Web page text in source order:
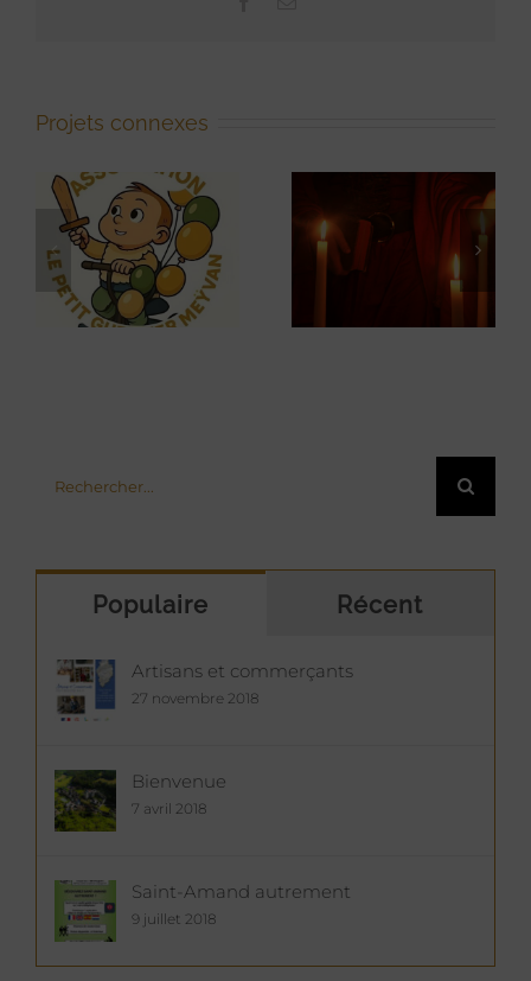
Projets connexes
L’Oeil Écoute
Association
Foncière
Pastorale
Libre
Populaire Récent
Artisans et commerçants
27 novembre 2018
Bienvenue
7 avril 2018
Saint-Amand autrement
9 juillet 2018